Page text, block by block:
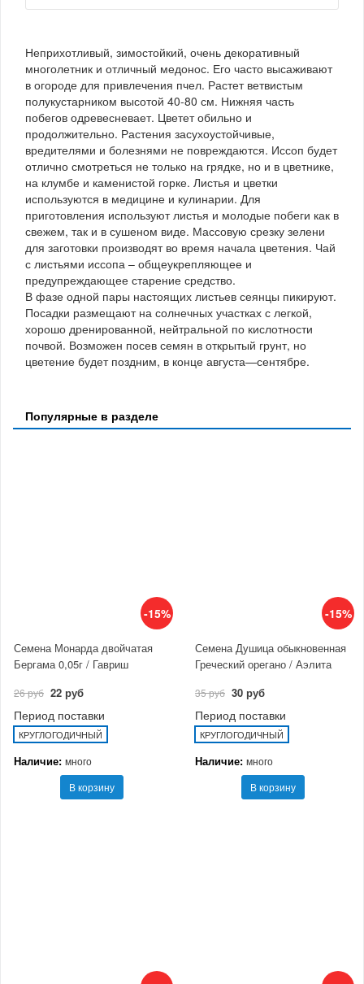
Неприхотливый, зимостойкий, очень декоративный
многолетник и отличный медонос. Его часто высаживают
в огороде для привлечения пчел. Растет ветвистым
полукустарником высотой 40-80 см. Нижняя часть
побегов одревесневает. Цветет обильно и
продолжительно. Растения засухоустойчивые,
вредителями и болезнями не повреждаются. Иссоп будет
отлично смотреться не только на грядке, но и в цветнике,
на клумбе и каменистой горке. Листья и цветки
используются в медицине и кулинарии. Для
приготовления используют листья и молодые побеги как в
свежем, так и в сушеном виде. Массовую срезку зелени
для заготовки производят во время начала цветения. Чай
с листьями иссопа – общеукрепляющее и
предупреждающее старение средство.
В фазе одной пары настоящих листьев сеянцы пикируют.
Посадки размещают на солнечных участках с легкой,
хорошо дренированной, нейтральной по кислотности
почвой. Возможен посев семян в открытый грунт, но
цветение будет поздним, в конце августа—сентябре.
Популярные в разделе
-15%
Семена Монарда двойчатая
Бергама 0,05г / Гавриш
26 руб 22 руб
Период поставки
КРУГЛОГОДИЧНЫЙ
Наличие: много
В корзину
-15%
Семена Душица обыкновенная
Греческий орегано / Аэлита
35 руб 30 руб
Период поставки
КРУГЛОГОДИЧНЫЙ
Наличие: много
В корзину